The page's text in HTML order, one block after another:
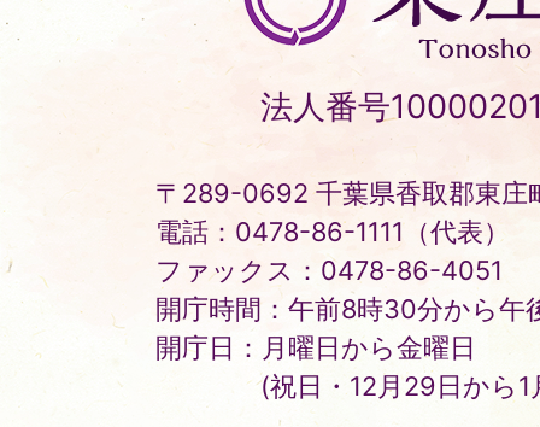
町
Tonosho
Town
法人番号
〒289-0692 千葉県香取郡東庄
電話：0478-86-1111（代表）
ファックス：0478-86-4051
開庁時間：午前8時30分から午
開庁日：月曜日から金曜日
(祝日・12月29日から